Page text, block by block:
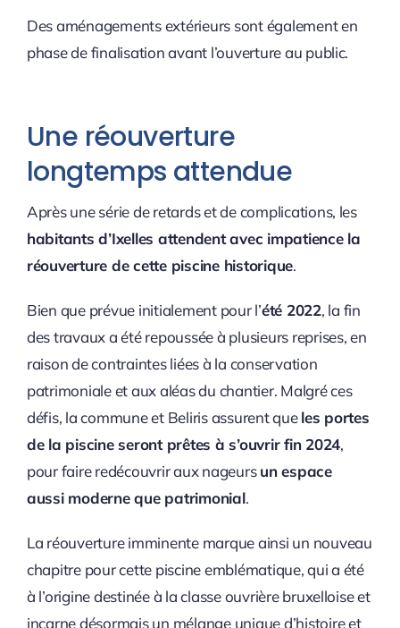
Des aménagements extérieurs sont également en
phase de finalisation avant l’ouverture au public.
Une réouverture
longtemps attendue
Après une série de retards et de complications, les
habitants d’Ixelles attendent avec impatience la
réouverture de cette piscine historique.
Bien que prévue initialement pour l’été 2022, la fin
des travaux a été repoussée à plusieurs reprises, en
raison de contraintes liées à la conservation
patrimoniale et aux aléas du chantier. Malgré ces
défis, la commune et Beliris assurent queles portes
de la piscine seront prêtes à s’ouvrir fin 2024,
pour faire redécouvrir aux nageursun espace
aussi moderne que patrimonial.
La réouverture imminente marque ainsi un nouveau
chapitre pour cette piscine emblématique, qui a été
à l’origine destinée à la classe ouvrière bruxelloise et
incarne désormais un mélange unique d’histoire et